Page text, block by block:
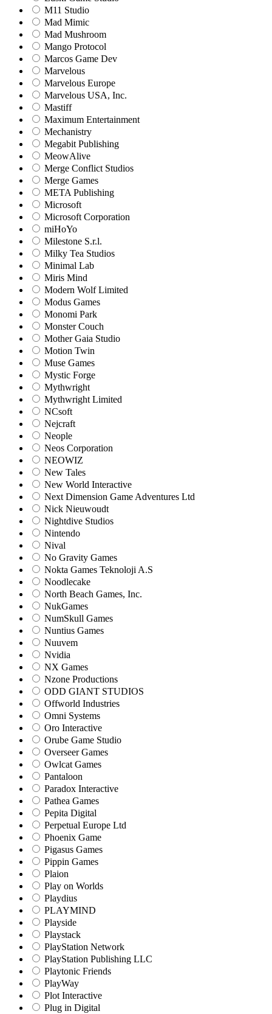
M11 Studio
Mad Mimic
Mad Mushroom
Mango Protocol
Marcos Game Dev
Marvelous
Marvelous Europe
Marvelous USA, Inc.
Mastiff
Maximum Entertainment
Mechanistry
Megabit Publishing
MeowAlive
Merge Conflict Studios
Merge Games
META Publishing
Microsoft
Microsoft Corporation‬
miHoYo
Milestone S.r.l.
Milky Tea Studios
Minimal Lab
Miris Mind
Modern Wolf Limited
Modus Games
Monomi Park
Monster Couch
Mother Gaia Studio
Motion Twin
Muse Games
Mystic Forge
Mythwright
Mythwright Limited
NCsoft
Nejcraft
Neople
Neos Corporation
NEOWIZ
New Tales
New World Interactive
Next Dimension Game Adventures Ltd
Nick Nieuwoudt
Nightdive Studios
Nintendo
Nival
No Gravity Games
Nokta Games Teknoloji A.S
Noodlecake
North Beach Games, Inc.
NukGames
NumSkull Games
Nuntius Games
Nuuvem
Nvidia
NX Games
Nzone Productions
ODD GIANT STUDIOS
Offworld Industries
Omni Systems
Oro Interactive
Orube Game Studio
Overseer Games
Owlcat Games
Pantaloon
Paradox Interactive
Pathea Games
Pepita Digital
Perpetual Europe Ltd
Phoenix Game
Pigasus Games
Pippin Games
Plaion
Play on Worlds
Playdius
PLAYMIND
Playside
Playstack
PlayStation Network
PlayStation Publishing LLC
Playtonic Friends
PlayWay
Plot Interactive
Plug in Digital